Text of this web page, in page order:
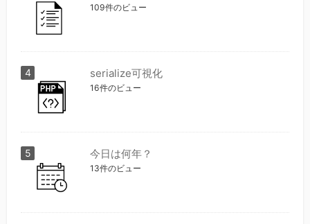
109件のビュー
serialize可視化
16件のビュー
今日は何年？
13件のビュー